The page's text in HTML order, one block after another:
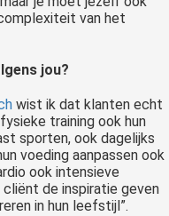
van het
jou?
wist ik dat klanten echt
training ook hun
sporten, ook dagelijks
voeding aanpassen ook
ook intensieve
de inspiratie geven
in hun leefstijl”.